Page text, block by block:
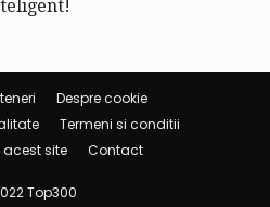
Despre cookie
Termeni si conditii
acest site
Contact
Top300